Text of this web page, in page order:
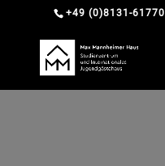
+49 (0)8131-61770